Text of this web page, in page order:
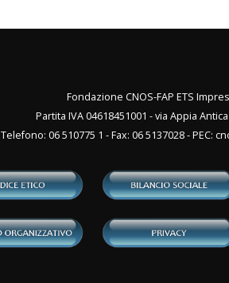
Fondazione CNOS-FAP ETS
Partita IVA 04618451001 - via Appia
Telefono: 06 510775 1 - Fax: 06 5137028 - PEC: